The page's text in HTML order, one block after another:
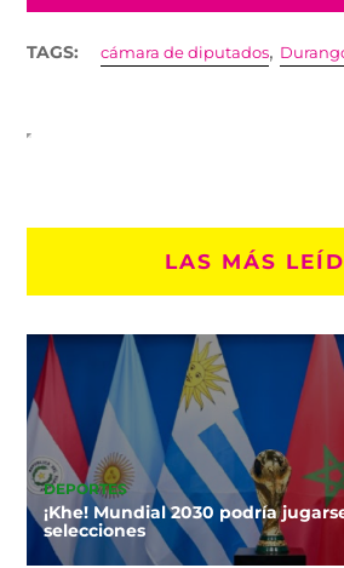
TAGS: cámara de diputados,
LAS MÁS
DEPORTES
¡Khe! Mundial 2030 podría
selecciones